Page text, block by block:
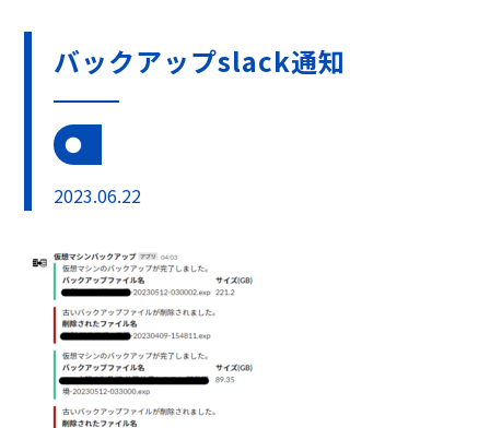
バックアップslack通知
2023.06.22